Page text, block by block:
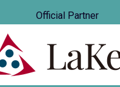
Official Partner